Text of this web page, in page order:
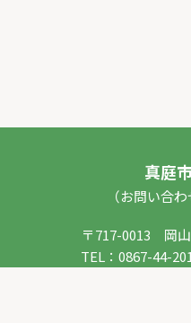
真庭
（お問い合
〒717-0013 岡
TEL：0867-44-